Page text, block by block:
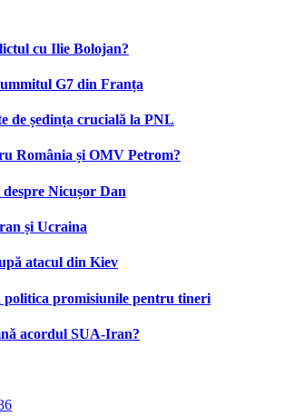
cu Ilie Bolojan?
G7 din Franța
de ședința crucială la PNL
România și OMV Petrom?
Nicușor Dan
și Ucraina
atacul din Kiev
politica promisiunile pentru tineri
acordul SUA-Iran?